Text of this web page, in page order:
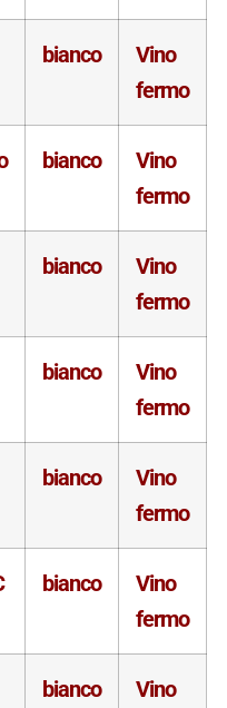
bianco
Vino
fermo
bianco
Vino
fermo
bianco
Vino
fermo
bianco
Vino
fermo
bianco
Vino
fermo
bianco
Vino
fermo
bianco
Vino